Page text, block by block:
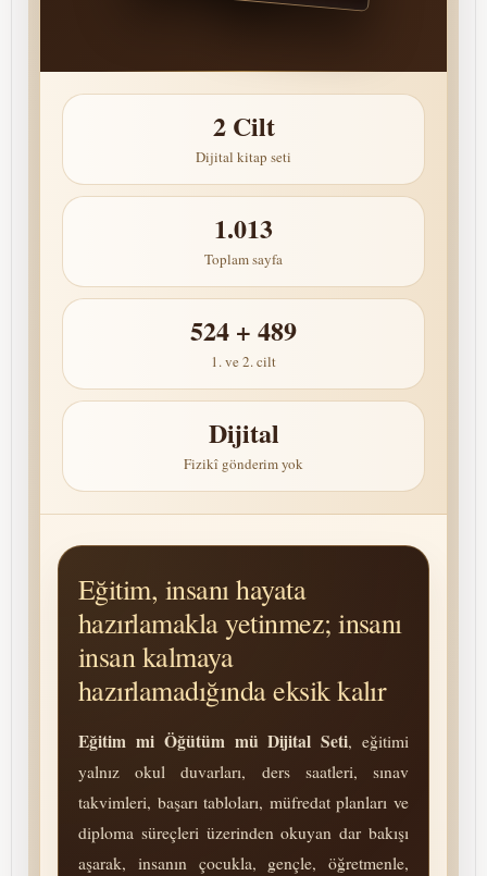
2 Cilt
Dijital kitap seti
1.013
Toplam sayfa
524 + 489
1. ve 2. cilt
Dijital
Fizikî gönderim yok
Eğitim, insanı hayata
hazırlamakla yetinmez; insanı
insan kalmaya
hazırlamadığında eksik kalır
Eğitim mi Öğütüm mü Dijital Seti, eğitimi
yalnız okul duvarları, ders saatleri, sınav
takvimleri, başarı tabloları, müfredat planları ve
diploma süreçleri üzerinden okuyan dar bakışı
aşarak, insanın çocukla, gençle, öğretmenle,